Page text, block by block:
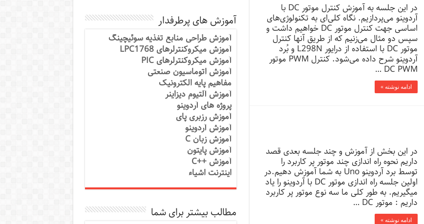
در این جلسه به آموزش کنترل موتور DC با
آردوینو می‌پردازیم. نگاه کلی‌ای به تکنولوژی‌های
اساسی جهت کنترل موتور DC خواهیم داشت و
سپس دو مثال می‌زنیم که از طریق آنها کنترل
موتور DC با استفاده از درایور L298N و بُرد
آردوینو شرح داده می‌­شود. کنترل PWM موتور
DC PWM …
ادامه نوشته »
در این بخش از آموزش و چند جلسه بعدی قصد
داریم نحوه راه اندازی چند موتور پر کاربرد را
توسط برد آردوینو Uno به شما آموزش دهیم.در
اولین جلسه راه اندازی موتور DC با آردوینو را یاد
میگیریم. به طور کلی ما سه نوع موتور پر کاربرد
داریم : موتور DC …
ادامه نوشته »
آموزش های پرطرفدار
آموزش طراحی منابع تغذیه سوئیچینگ
آموزش میکروکنترلرهای LPC1768
آموزش میکروکنترلرهای PIC
آموزش اتوماسیون صنعتی
مفاهیم پایه الکترونیک
آموزش آلتیوم دیزاینر
پروژه های آردوینو
آموزش رزبری پای
آموزش آردوینو
آموزش زبان C
آموزش پایتون
آموزش ++C
اینترنت اشیاء
مطالب بیشتر برای شما